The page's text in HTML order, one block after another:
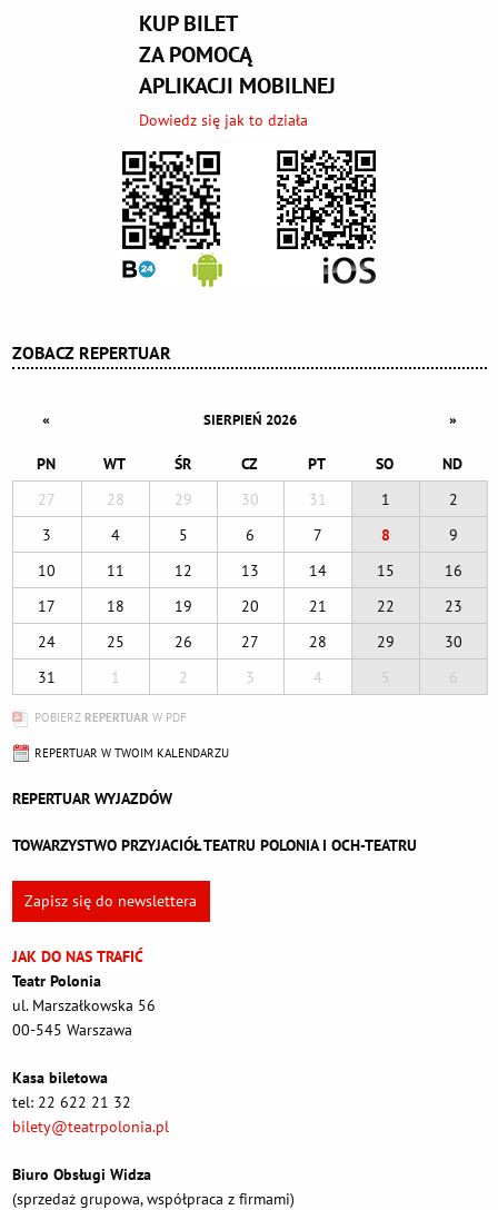
ZOBACZ REPERTUAR
« SIERPIEŃ 2026 »
PN WT ŚR CZ PT SO
ND
27
28 29 30 31 1
2
3
4 5 6 7 8
9
10
11 12 13 14 15
16
17
18 19 20 21 22
23
24
25 26 27 28 29
30
31
1 2 3 4 5 6
POBIERZ REPERTUAR W PDF
REPERTUAR W TWOIM KALENDARZU
REPERTUAR WYJAZDÓW
TOWARZYSTWO PRZYJACIÓŁ TEATRU POLONIA I OCH-TEATRU
Zapisz się do newslettera
JAK DO NAS TRAFIĆ
Teatr Polonia
ul. Marszałkowska 56
00-545 Warszawa
Kasa biletowa
tel: 22 622 21 32
bilety@teatrpolonia.pl
Biuro Obsługi Widza
(sprzedaż grupowa, współpraca z firmami)
KUP BILET
ZA POMOCĄ
APLIKACJI MOBILNEJ
Dowiedz się jak to działa